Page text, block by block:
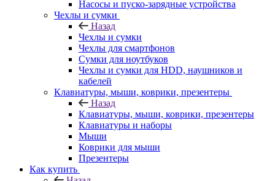
Насосы и пуско-зарядные устройства
Чехлы и сумки
Назад
Чехлы и сумки
Чехлы для смартфонов
Сумки для ноутбуков
Чехлы и сумки для HDD, наушников и
кабелей
Клавиатуры, мыши, коврики, презентеры
Назад
Клавиатуры, мыши, коврики, презентеры
Клавиатуры и наборы
Мыши
Коврики для мыши
Презентеры
Как купить